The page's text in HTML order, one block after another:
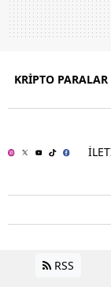
KRİPTO PARALAR
RSS